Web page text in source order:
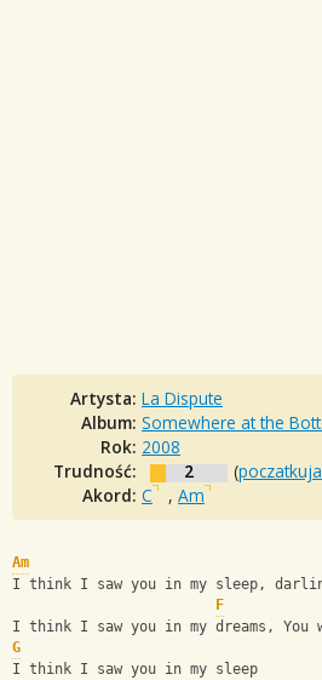
Artysta: La Dispute
Album: Somewhere at the Bottom of
Rok: 2008
Trudność:
2 (
Akord: C , Am
Am
I think I saw you in my sleep,
F
I think I saw you in my dreams, You
G
I think I saw you in my sleep